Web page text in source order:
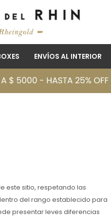
ENVÍOS AL INTERIOR
este sitio, respetando las
del rango establecido para
presentar leves diferencias